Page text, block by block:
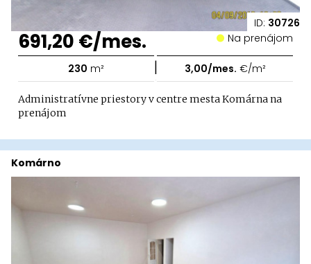
ID: 30726
691,20 €/mes. Na prenájom
230 m² | 3,00/mes. €/m²
Administratívne priestory v centre mesta Komárna na
prenájom
Komárno